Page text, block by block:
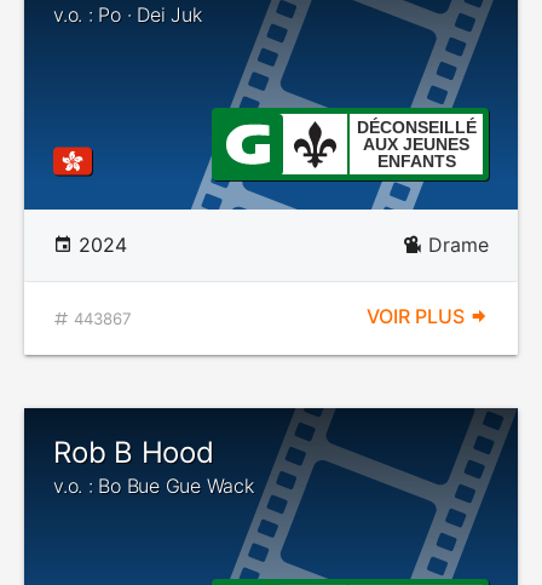
v.o. : Po · Dei Juk
DÉCONSEILLÉ
AUX JEUNES
ENFANTS
2024 Drame
443867 VOIR PLUS
Rob B Hood
v.o. : Bo Bue Gue Wack